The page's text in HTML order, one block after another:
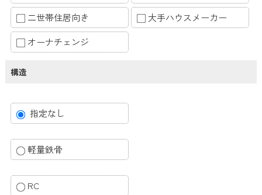
二世帯住居向き
大手ハウスメーカー
オーナチェンジ
構造
指定なし
軽量鉄骨
RC